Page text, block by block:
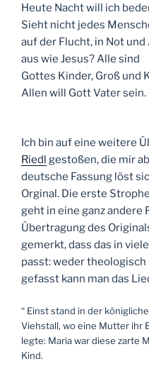
Heute Nacht will ich
Sieht nicht jedes
auf der Flucht, in Not
aus wie Jesus? Alle sind
Gottes Kinder, Groß und
Allen will Gott Vater sein.
Ich bin auf eine weitere
Riedl gestoßen, die mir
deutsche Fassung löst
Orginal. Die erste
geht in eine ganz andere
Übertragung des
gemerkt, dass das in
passt: weder
gefasst kann man das
“ Einst stand in der
Viehstall, wo eine Mutter ihr
legte: Maria war diese zarte
Kind.